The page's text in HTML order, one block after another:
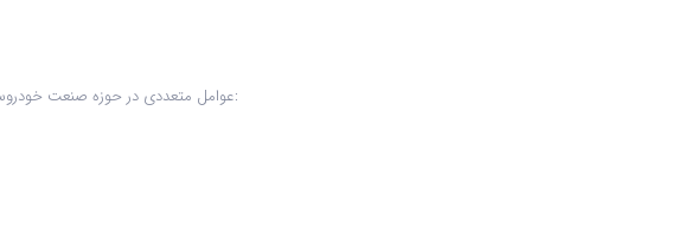
عوامل متعددی در حوزه صنعت خودروسازی وجود دارد که از جنبه مدیریتی قابل بررسی است: